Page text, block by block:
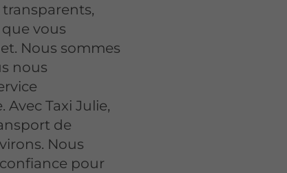
vous
Nous sommes
nous
Taxi Julie,
de
Nous
pour